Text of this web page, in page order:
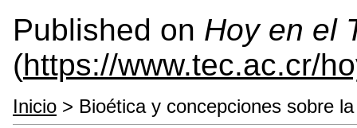
Published on Hoy en el
(https://www.tec.ac.cr/
Inicio > Bioética y concepciones sobre